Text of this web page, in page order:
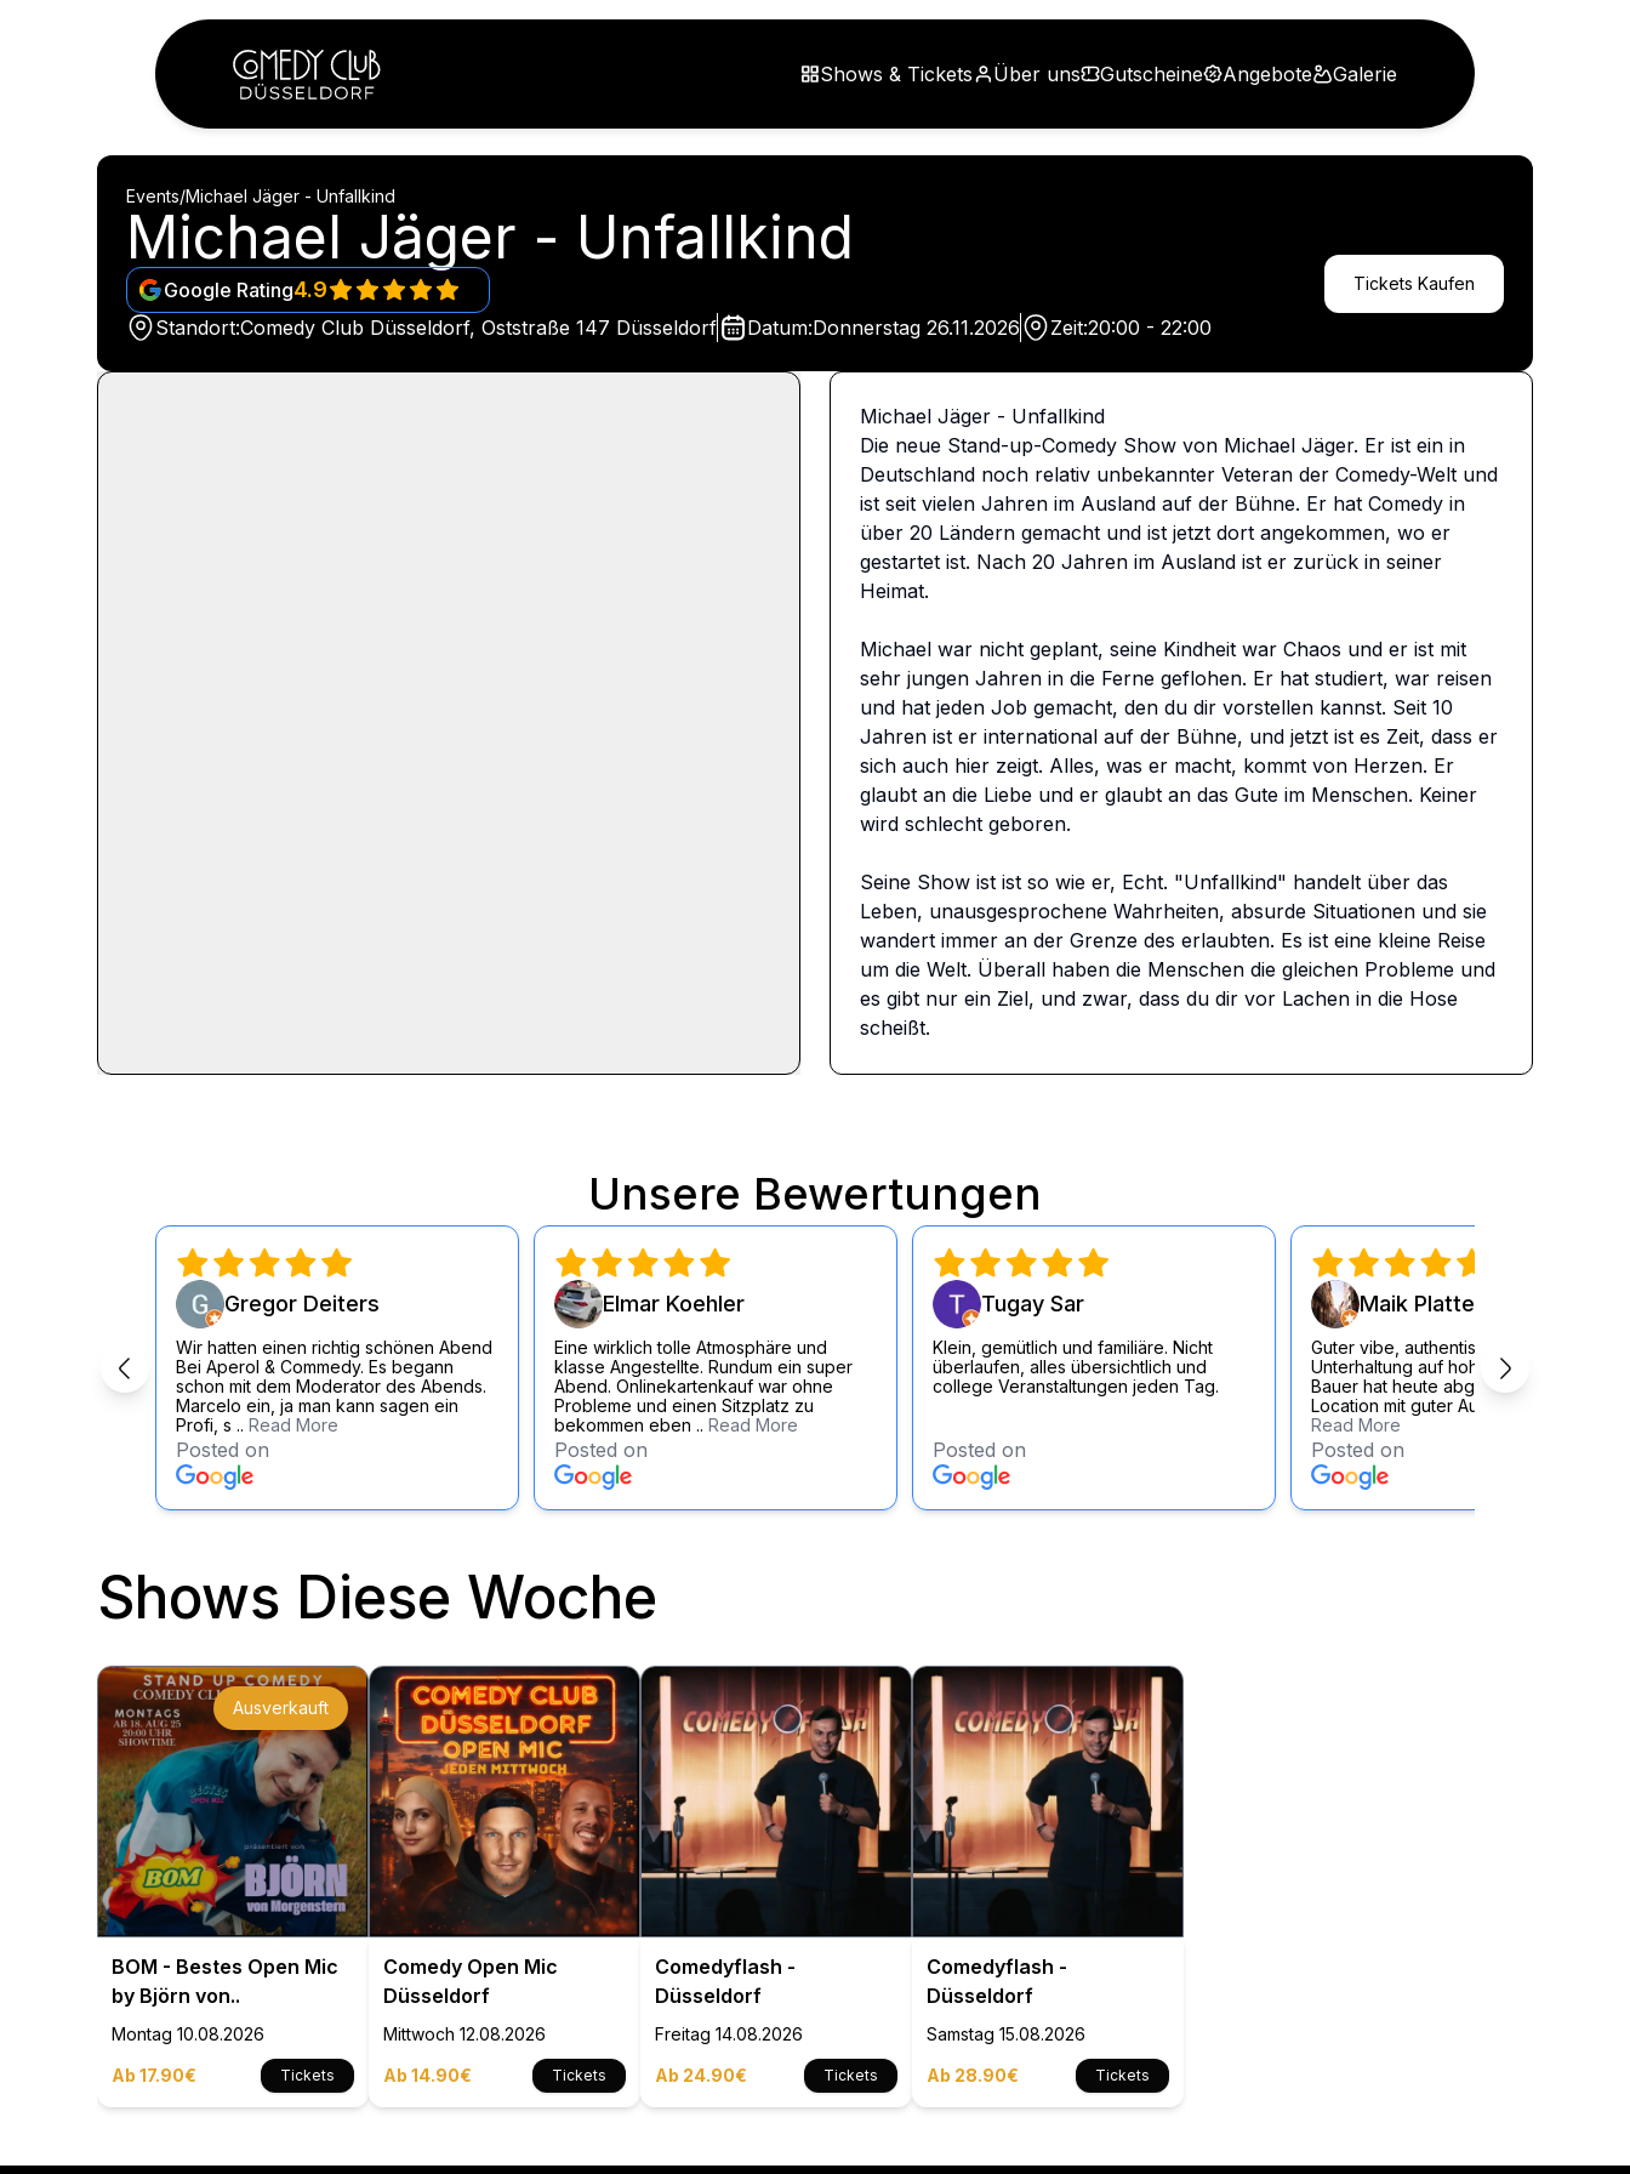
Shows & Tickets Über uns Gutscheine Angebote Galerie
Events/Michael Jäger - Unfallkind
Michael Jäger - Unfallkind
Google Rating4.9 Tickets Kaufen
Standort:Comedy Club Düsseldorf, Oststraße 147 Düsseldorf Datum:Donnerstag 26.11.2026 Zeit:20:00 - 22:00
Michael Jäger - Unfallkind
Die neue Stand-up-Comedy Show von Michael Jäger. Er ist ein in
Deutschland noch relativ unbekannter Veteran der Comedy-Welt und
ist seit vielen Jahren im Ausland auf der Bühne. Er hat Comedy in
über 20 Ländern gemacht und ist jetzt dort angekommen, wo er
gestartet ist. Nach 20 Jahren im Ausland ist er zurück in seiner
Heimat.
Michael war nicht geplant, seine Kindheit war Chaos und er ist mit
sehr jungen Jahren in die Ferne geflohen. Er hat studiert, war reisen
und hat jeden Job gemacht, den du dir vorstellen kannst. Seit 10
Jahren ist er international auf der Bühne, und jetzt ist es Zeit, dass er
sich auch hier zeigt. Alles, was er macht, kommt von Herzen. Er
glaubt an die Liebe und er glaubt an das Gute im Menschen. Keiner
wird schlecht geboren.
Seine Show ist ist so wie er, Echt. "Unfallkind" handelt über das
Leben, unausgesprochene Wahrheiten, absurde Situationen und sie
wandert immer an der Grenze des erlaubten. Es ist eine kleine Reise
um die Welt. Überall haben die Menschen die gleichen Probleme und
es gibt nur ein Ziel, und zwar, dass du dir vor Lachen in die Hose
scheißt.
Unsere Bewertungen
Gregor Deiters
Wir hatten einen richtig schönen Abend
Bei Aperol & Commedy. Es begann
schon mit dem Moderator des Abends.
Marcelo ein, ja man kann sagen ein
Profi, s .. Read More
Posted on
Elmar Koehler
Eine wirklich tolle Atmosphäre und
klasse Angestellte. Rundum ein super
Abend. Onlinekartenkauf war ohne
Probleme und einen Sitzplatz zu
bekommen eben .. Read More
Posted on
Tugay Sar
Klein, gemütlich und familiäre. Nicht
überlaufen, alles übersichtlich und
college Veranstaltungen jeden Tag.
Posted on
Maik Platte
Guter vibe, authentischer Rahmen -
Unterhaltung auf hohem Niveau. Tony
Bauer hat heute abgerissen auf locker.
Location mit guter Audio & Lichttechnik ..
Read More
Posted on
Shows Diese Woche
Ausverkauft
BOM - Bestes Open Mic
by Björn von..
Montag 10.08.2026
Ab 17.90€
Tickets
Comedy Open Mic
Düsseldorf
Mittwoch 12.08.2026
Ab 14.90€
Tickets
Comedyflash -
Düsseldorf
Freitag 14.08.2026
Ab 24.90€
Tickets
Comedyflash -
Düsseldorf
Samstag 15.08.2026
Ab 28.90€
Tickets